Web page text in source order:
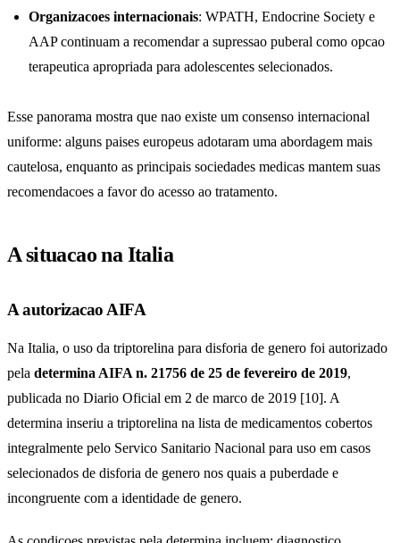
Organizacoes internacionais: WPATH, Endocrine Society e
AAP continuam a recomendar a supressao puberal como opcao
terapeutica apropriada para adolescentes selecionados.
Esse panorama mostra que nao existe um consenso internacional
uniforme: alguns paises europeus adotaram uma abordagem mais
cautelosa, enquanto as principais sociedades medicas mantem suas
recomendacoes a favor do acesso ao tratamento.
A situacao na Italia
A autorizacao AIFA
Na Italia, o uso da triptorelina para disforia de genero foi autorizado
pela determina AIFA n. 21756 de 25 de fevereiro de 2019,
publicada no Diario Oficial em 2 de marco de 2019 [10]. A
determina inseriu a triptorelina na lista de medicamentos cobertos
integralmente pelo Servico Sanitario Nacional para uso em casos
selecionados de disforia de genero nos quais a puberdade e
incongruente com a identidade de genero.